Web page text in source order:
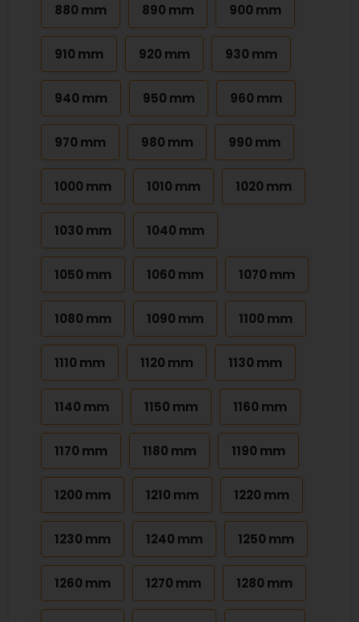
880 mm 890 mm 900 mm
910 mm 920 mm 930 mm
940 mm 950 mm 960 mm
970 mm 980 mm 990 mm
1000 mm 1010 mm 1020 mm
1030 mm 1040 mm
1050 mm 1060 mm 1070 mm
1080 mm 1090 mm 1100 mm
1110 mm 1120 mm 1130 mm
1140 mm 1150 mm 1160 mm
1170 mm 1180 mm 1190 mm
1200 mm 1210 mm 1220 mm
1230 mm 1240 mm 1250 mm
1260 mm 1270 mm 1280 mm